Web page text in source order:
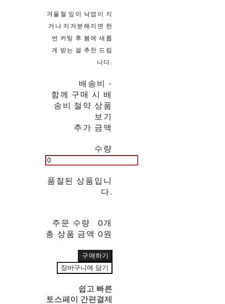
겨울철 잎이 낙엽이 지
거나 지저분해지면 한
번 커팅 후 봄에 새롭
게 받는 걸 추천 드립
니다.
배송비 -
함께 구매 시 배
송비 절약 상품
보기
추가 금액
수량
품절된 상품입니
다.
주문 수량
0개
총 상품 금액 0원
구매하기
장바구니에 담기
쉽고 빠른
토스페이 간편결제